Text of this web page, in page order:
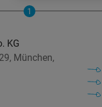
1
KG
München,